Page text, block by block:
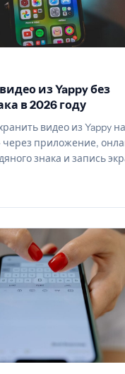
из Yappy без
в 2026 году
видео из Yappy на
приложение,
знака и запись